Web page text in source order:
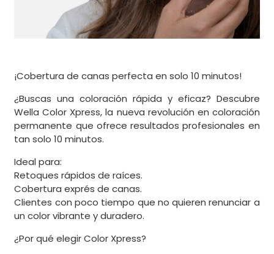
¡Cobertura de canas perfecta en solo 10 minutos!
¿Buscas una coloración rápida y eficaz? Descubre
Wella Color Xpress, la nueva revolución en coloración
permanente que ofrece resultados profesionales en
tan solo 10 minutos.
Ideal para:
Retoques rápidos de raíces.
Cobertura exprés de canas.
Clientes con poco tiempo que no quieren renunciar a
un color vibrante y duradero.
¿Por qué elegir Color Xpress?